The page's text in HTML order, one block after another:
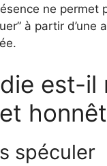
ne permet
à partir d’une
est-il
spéculer